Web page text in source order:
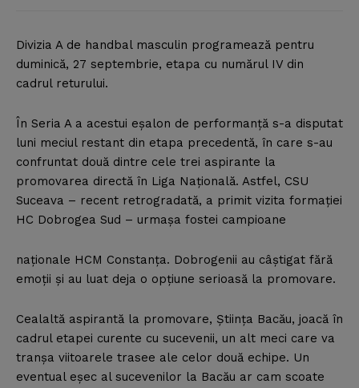
Divizia A de handbal masculin programează pentru
duminică, 27 septembrie, etapa cu numărul IV din
cadrul returului.
În Seria A a acestui eşalon de performanţă s-a disputat
luni meciul restant din etapa precedentă, în care s-au
confruntat două dintre cele trei aspirante la
promovarea directă în Liga Naţională. Astfel, CSU
Suceava – recent retrogradată, a primit vizita formaţiei
HC Dobrogea Sud – urmaşa fostei campioane
naţionale HCM Constanţa. Dobrogenii au câştigat fără
emoţii şi au luat deja o opţiune serioasă la promovare.
Cealaltă aspirantă la promovare, Ştiinţa Bacău, joacă în
cadrul etapei curente cu sucevenii, un alt meci care va
tranşa viitoarele trasee ale celor două echipe. Un
eventual eşec al sucevenilor la Bacău ar cam scoate